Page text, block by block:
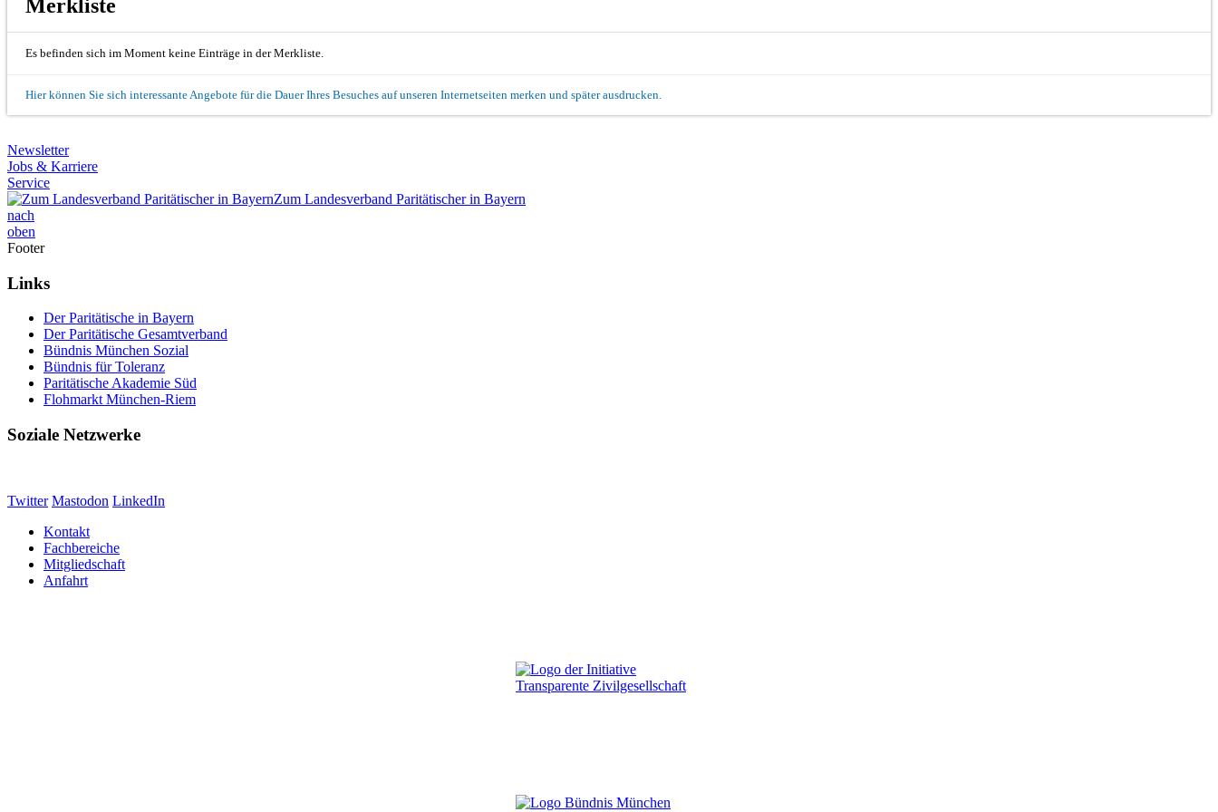
Merkliste
Es befinden sich im Moment keine Einträge in der Merkliste.
Hier können Sie sich interessante Angebote für die Dauer Ihres Besuches auf unseren Internetseiten merken und später ausdrucken.
Newsletter
Jobs & Karriere
Service
Zum Landesverband Paritätischer in Bayern
nach
oben
Footer
Links
Der Paritätische in Bayern
Der Paritätische Gesamtverband
Bündnis München Sozial
Bündnis für Toleranz
Paritätische Akademie Süd
Flohmarkt München-Riem
Soziale Netzwerke
Twitter Mastodon LinkedIn
Kontakt
Fachbereiche
Mitgliedschaft
Anfahrt